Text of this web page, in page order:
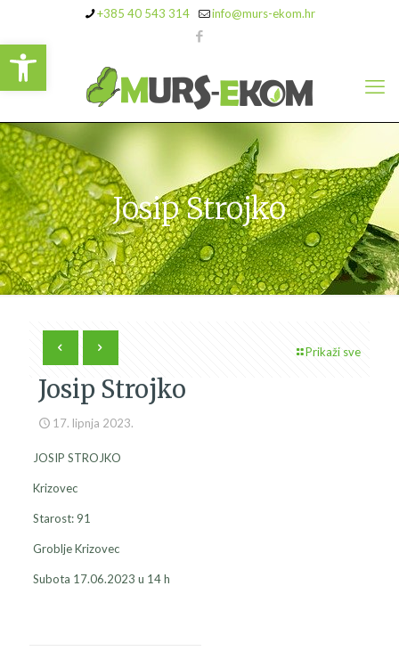
Open toolbar
+385 40 543 314 info@murs-ekom.hr
Josip Strojko
Prikaži sve
Josip Strojko
17. lipnja 2023.
JOSIP STROJKO
Krizovec
Starost: 91
Groblje Krizovec
Subota 17.06.2023 u 14 h